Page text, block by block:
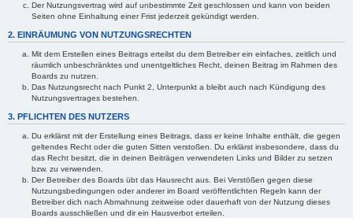
Der Nutzungsvertrag wird auf unbestimmte Zeit geschlossen und kann von beiden
Seiten ohne Einhaltung einer Frist jederzeit gekündigt werden.
2. EINRÄUMUNG VON NUTZUNGSRECHTEN
Mit dem Erstellen eines Beitrags erteilst du dem Betreiber ein einfaches, zeitlich und
räumlich unbeschränktes und unentgeltliches Recht, deinen Beitrag im Rahmen des
Boards zu nutzen.
Das Nutzungsrecht nach Punkt 2, Unterpunkt a bleibt auch nach Kündigung des
Nutzungsvertrages bestehen.
3. PFLICHTEN DES NUTZERS
Du erklärst mit der Erstellung eines Beitrags, dass er keine Inhalte enthält, die gegen
geltendes Recht oder die guten Sitten verstoßen. Du erklärst insbesondere, dass du
das Recht besitzt, die in deinen Beiträgen verwendeten Links und Bilder zu setzen
bzw. zu verwenden.
Der Betreiber des Boards übt das Hausrecht aus. Bei Verstößen gegen diese
Nutzungsbedingungen oder anderer im Board veröffentlichten Regeln kann der
Betreiber dich nach Abmahnung zeitweise oder dauerhaft von der Nutzung dieses
Boards ausschließen und dir ein Hausverbot erteilen.